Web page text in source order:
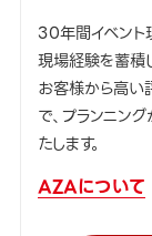
30年間イベント
現場経験を蓄積
お客様から高い
で、プランニン
たします。
AZAについて